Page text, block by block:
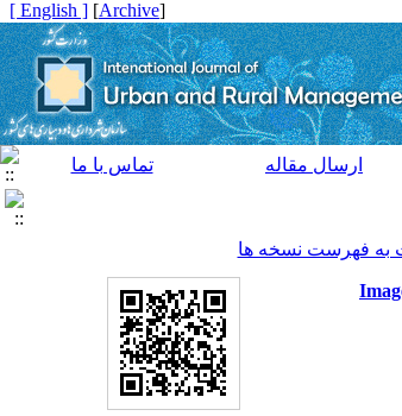
[
Archive
]
[ English ]
ارسال مقاله تماس با ما
به فهرست نسخه ها